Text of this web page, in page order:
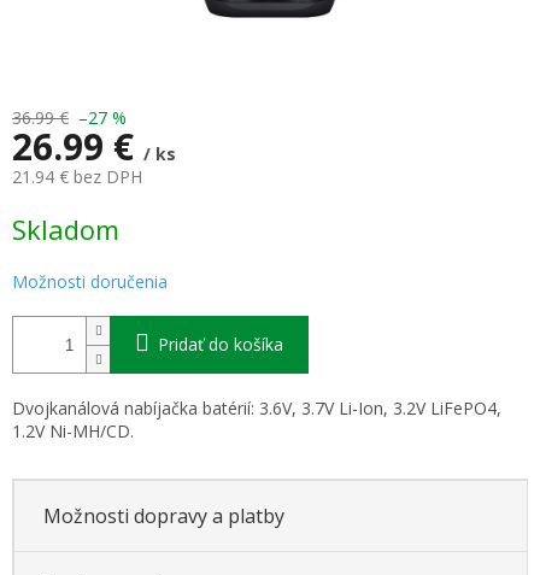
36.99 € –27 %
26.99 € / ks
21.94 € bez DPH
cena:
Skladom
Možnosti doručenia
Pridať do košíka
Dvojkanálová nabíjačka batérií: 3.6V, 3.7V Li-Ion, 3.2V LiFePO4,
1.2V Ni-MH/CD.
Možnosti dopravy a platby